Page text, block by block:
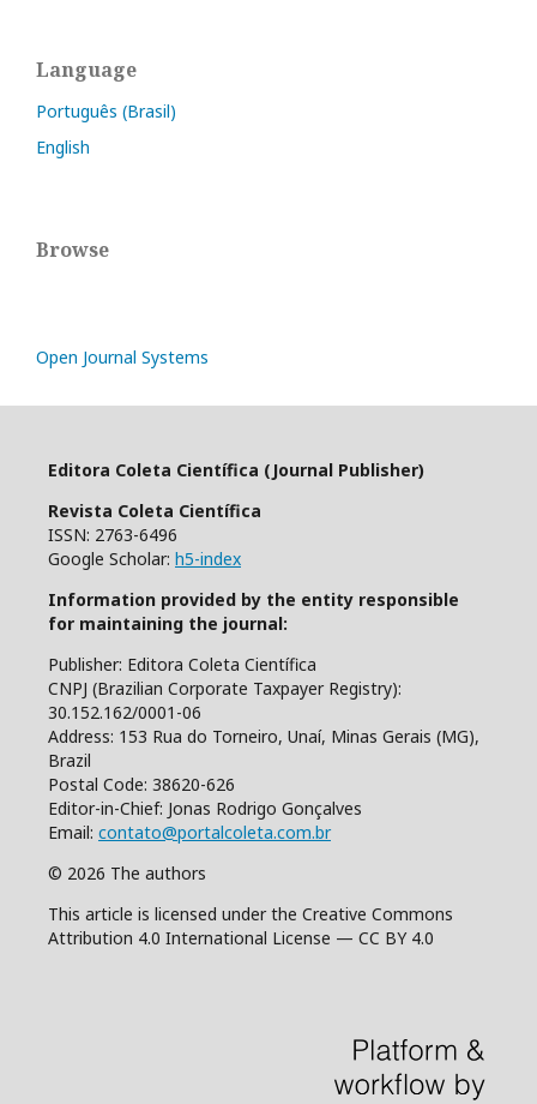
Language
Português (Brasil)
English
Browse
Open Journal Systems
Editora Coleta Científica (Journal Publisher)
Revista Coleta Científica
ISSN: 2763-6496
Google Scholar: h5-index
Information provided by the entity responsible
for maintaining the journal:
Publisher: Editora Coleta Científica
CNPJ (Brazilian Corporate Taxpayer Registry):
30.152.162/0001-06
Address: 153 Rua do Torneiro, Unaí, Minas Gerais (MG),
Brazil
Postal Code: 38620-626
Editor-in-Chief: Jonas Rodrigo Gonçalves
Email: contato@portalcoleta.com.br
© 2026 The authors
This article is licensed under the Creative Commons
Attribution 4.0 International License — CC BY 4.0